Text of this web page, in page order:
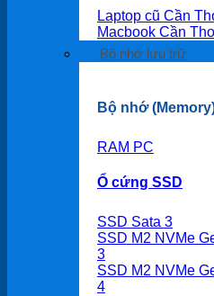
Laptop cũ Cần
Macbook Cần
Bộ nhớ lưu trữ
Bộ nhớ
RAM PC
Ổ cứng SSD
SSD Sata 3
SSD M2 NVMe
3
SSD M2 NVMe
4